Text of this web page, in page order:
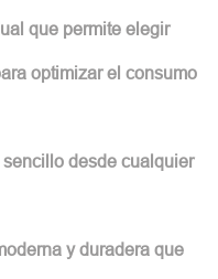
que permite elegir
optimizar el consumo
sencillo desde cualquier
y duradera que